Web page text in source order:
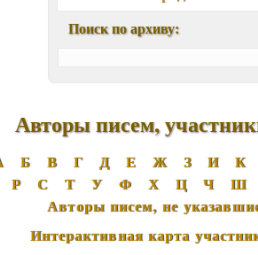
Статьи, интервью, книги
Мелодии экрана и сцены
Памятные даты августа
Песни, мелодии
Вокалисты
Композиторы
Поэты
Поиск по архиву:
Авторы писем,
Б В Г Д Е Ж З И К
Р
С Т У Ф Х Ц Ч Ш
Авторы писем, не
Интерактивная карта